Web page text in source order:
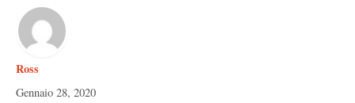
Ross
Gennaio 28, 2020